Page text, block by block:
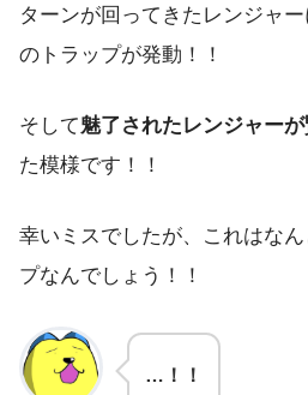
ターンが回ってきたレンジャー
のトラップが発動！！
そして魅了されたレンジャー
た模様です！！
幸いミスでしたが、これはな
プなんでしょう！！
…！！